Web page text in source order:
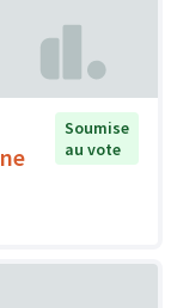
Soumise
au vote